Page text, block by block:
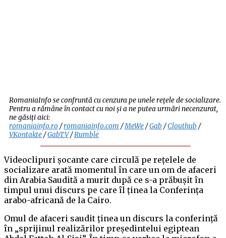
RomaniaInfo se confruntă cu cenzura pe unele rețele de socializare.
Pentru a rămâne în contact cu noi și a ne putea urmări necenzurat,
ne găsiți aici:
romaniainfo.ro/romaniainfo.com /MeWe/Gab /Clouthub /
VKontakte/GabTV/Rumble
Videoclipuri șocante care circulă pe rețelele de
socializare arată momentul în care un om de afaceri
din Arabia Saudită a murit după ce s-a prăbușit în
timpul unui discurs pe care îl ținea la Conferința
arabo-africană de la Cairo.
Omul de afaceri saudit ținea un discurs la conferință
în „sprijinul realizărilor președintelui egiptean